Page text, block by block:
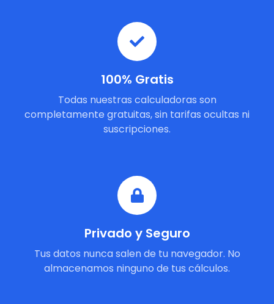
100% Gratis
Todas nuestras calculadoras son
completamente gratuitas, sin tarifas ocultas ni
suscripciones.
Privado y Seguro
Tus datos nunca salen de tu navegador. No
almacenamos ninguno de tus cálculos.